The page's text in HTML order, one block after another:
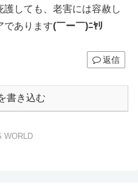
しても、老害には容赦し
であります(￣ー￣)ﾆﾔﾘ
返信
書き込む
WORLD